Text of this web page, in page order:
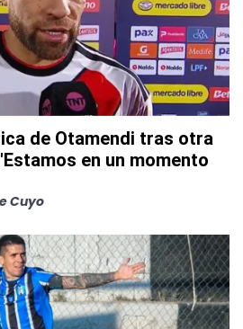
de Otamendi tras otra
en un momento
Cuyo